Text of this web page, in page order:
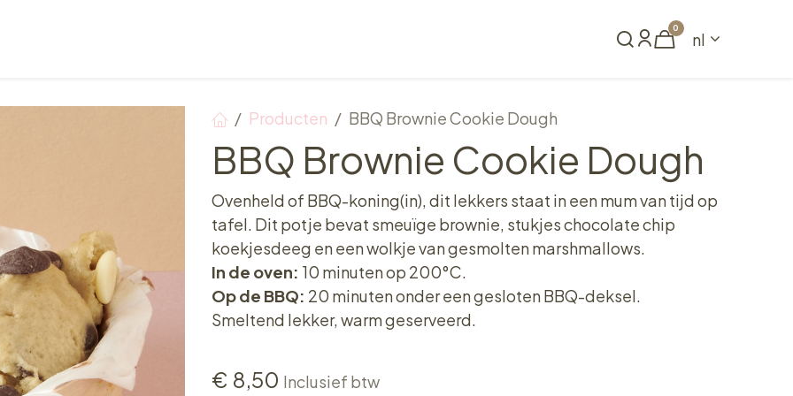
0
nl
Producten BBQ Brownie Cookie Dough
BBQ Brownie Cookie Dough
Ovenheld of BBQ-koning(in), dit lekkers staat in een mum van tijd op
tafel. Dit potje bevat smeuïge brownie, stukjes chocolate chip
koekjesdeeg en een wolkje van gesmolten marshmallows.
In de oven: 10 minuten op 200°C.
Op de BBQ: 20 minuten onder een gesloten BBQ-deksel.
Smeltend lekker, warm geserveerd.
€ 8,50 Inclusief btw